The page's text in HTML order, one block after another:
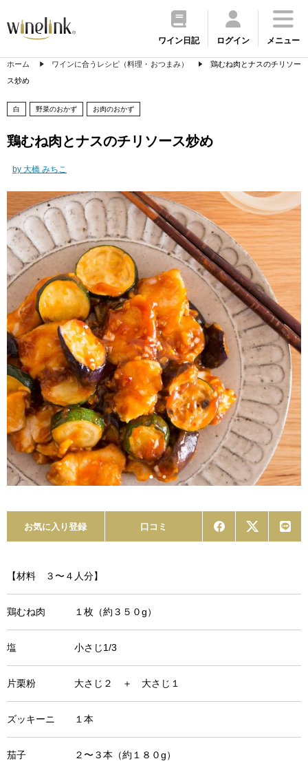
ワイン日記 ログイン メニュー
ホーム ワインに合うレシピ（料理・おつまみ）
鶏むね肉とナスのチリソー
ス炒め
白 野菜のおかず お肉のおかず
鶏むね肉とナスのチリソース炒め
by 大橋 みちこ
お気に入り登録 口コミ
【材料 ３〜４人分】
鶏むね肉 １枚（約３５０g）
塩 小さじ1/3
片栗粉 大さじ２ ＋ 大さじ１
ズッキーニ １本
茄子 ２〜３本（約１８０g）